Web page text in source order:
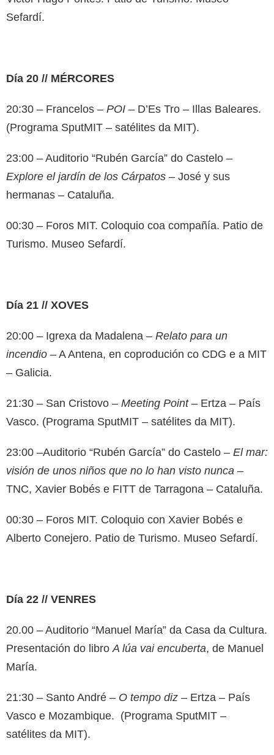
Sefardí.
Día 20 // MÉRCORES
20:30 – Francelos – POI – D’Es Tro – Illas Baleares.
(Programa SputMIT – satélites da MIT).
23:00 – Auditorio “Rubén García” do Castelo –
Explore el jardín de los Cárpatos – José y sus
hermanas – Cataluña.
00:30 – Foros MIT. Coloquio coa compañía. Patio de
Turismo. Museo Sefardí.
Día 21 // XOVES
20:00 – Igrexa da Madalena – Relato para un
incendio – A Antena, en coprodución co CDG e a MIT
– Galicia.
21:30 – San Cristovo – Meeting Point– Ertza – País
Vasco. (Programa SputMIT – satélites da MIT).
23:00 –Auditorio “Rubén García” do Castelo – El mar:
visión de unos niños que no lo han visto nunca –
TNC, Xavier Bobés e FITT de Tarragona – Cataluña.
00:30 – Foros MIT. Coloquio con Xavier Bobés e
Alberto Conejero. Patio de Turismo. Museo Sefardí.
Día 22 // VENRES
20.00 – Auditorio “Manuel María” da Casa da Cultura.
Presentación do libro A lúa vai encuberta, de Manuel
María.
21:30 – Santo André – O tempo diz – Ertza – País
Vasco e Mozambique. (Programa SputMIT –
satélites da MIT).